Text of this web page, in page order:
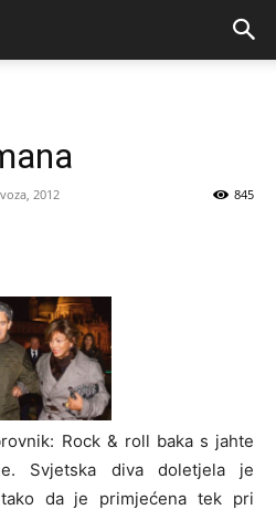
2012 845
Rock & roll baka s jahte
Svjetska diva doletjela je
da je primjećena tek pri